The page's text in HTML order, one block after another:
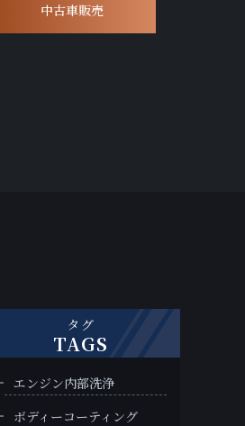
中古車販売
タグ
TAGS
エンジン内部洗浄
ボディーコーティング